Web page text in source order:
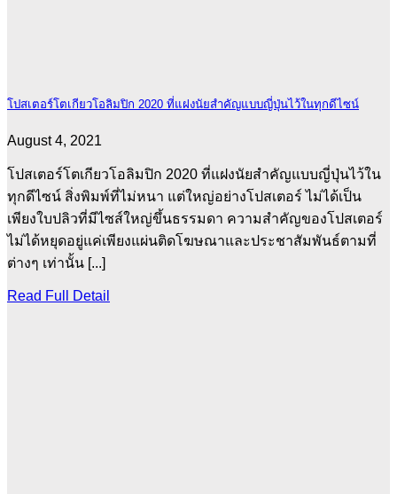
โปสเตอร์โตเกียวโอลิมปิก 2020 ที่แฝงนัยสำคัญแบบญี่ปุ่นไว้ในทุกดีไซน์
August 4, 2021
โปสเตอร์โตเกียวโอลิมปิก 2020 ที่แฝงนัยสำคัญแบบญี่ปุ่นไว้ใน
ทุกดีไซน์ สิ่งพิมพ์ที่ไม่หนา แต่ใหญ่อย่างโปสเตอร์ ไม่ได้เป็น
เพียงใบปลิวที่มีไซส์ใหญ่ขึ้นธรรมดา ความสำคัญของโปสเตอร์
ไม่ได้หยุดอยู่แค่เพียงแผ่นติดโฆษณาและประชาสัมพันธ์ตามที่
ต่างๆ เท่านั้น [...]
Read Full Detail